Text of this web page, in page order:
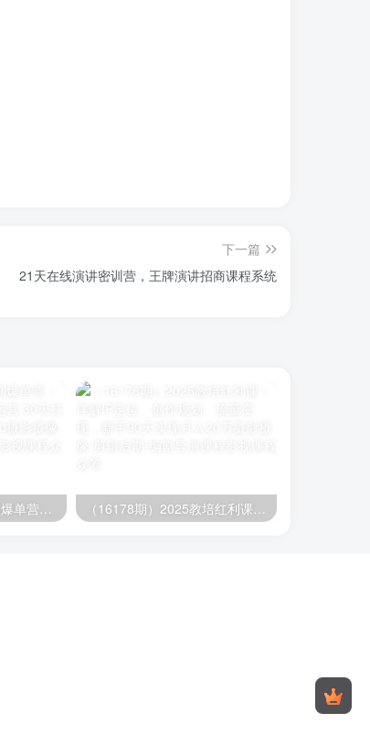
下一篇
21天在线演讲密训营，王牌演讲招商课程系统
（16177期）冷启动到爆单营：从猜你喜欢打法到高阶运营,30天打造爆款店铺,日订单破200 （16178期）2025教培红利课：详解IP定位、创作规划、流量变现，新手90天实现月入20万